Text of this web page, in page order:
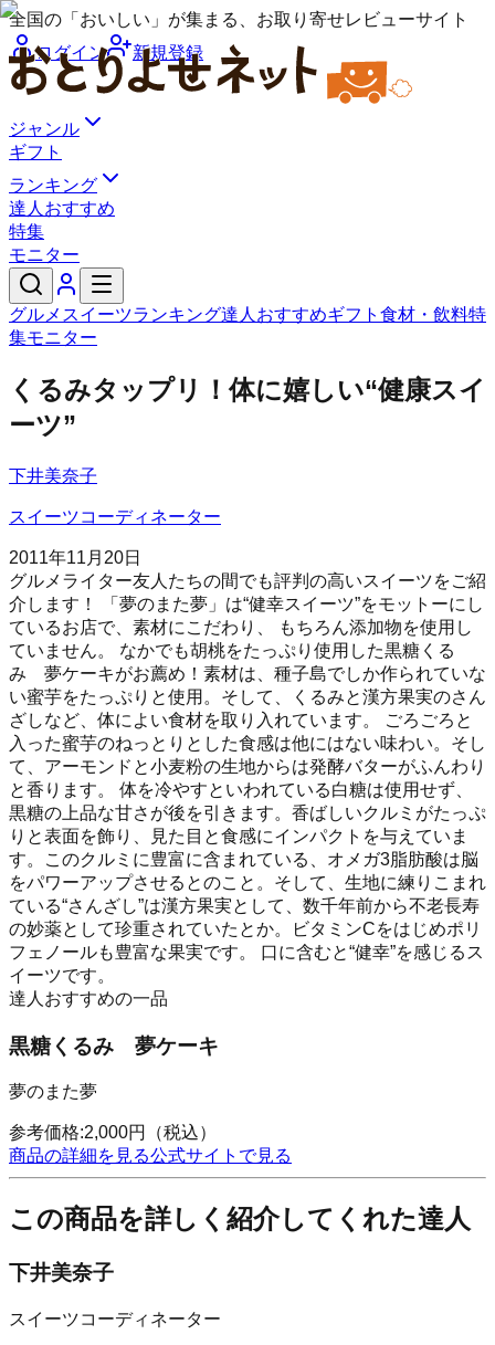
全国の「おいしい」が集まる、お取り寄せレビューサイト
ログイン
新規登録
ジャンル
ギフト
ランキング
達人おすすめ
特集
モニター
グルメ スイーツランキング達人おすすめギフト 食材・飲料特
集モニター
くるみタップリ！体に嬉しい“健康スイ
ーツ”
下井美奈子
スイーツコーディネーター
2011年11月20日
グルメライター友人たちの間でも評判の高いスイーツをご紹
介します！ 「夢のまた夢」は“健幸スイーツ”をモットーにし
ているお店で、素材にこだわり、 もちろん添加物を使用し
ていません。 なかでも胡桃をたっぷり使用した黒糖くる
み 夢ケーキがお薦め！素材は、種子島でしか作られていな
い蜜芋をたっぷりと使用。そして、くるみと漢方果実のさん
ざしなど、体によい食材を取り入れています。 ごろごろと
入った蜜芋のねっとりとした食感は他にはない味わい。そし
て、アーモンドと小麦粉の生地からは発酵バターがふんわり
と香ります。 体を冷やすといわれている白糖は使用せず、
黒糖の上品な甘さが後を引きます。香ばしいクルミがたっぷ
りと表面を飾り、見た目と食感にインパクトを与えていま
す。このクルミに豊富に含まれている、オメガ3脂肪酸は脳
をパワーアップさせるとのこと。そして、生地に練りこまれ
ている“さんざし”は漢方果実として、数千年前から不老長寿
の妙薬として珍重されていたとか。ビタミンCをはじめポリ
フェノールも豊富な果実です。 口に含むと“健幸”を感じるス
イーツです。
達人おすすめの一品
黒糖くるみ 夢ケーキ
夢のまた夢
参考価格:2,000円
（税込）
商品の詳細を見る公式サイトで見る
この商品を詳しく紹介してくれた達人
下井美奈子
スイーツコーディネーター